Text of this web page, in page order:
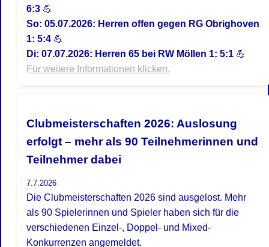
6:3💪
So: 05.07.2026: Herren offen gegen RG Obrighoven
1: 5:4💪
Di: 07.07.2026: Herren 65 bei RW Möllen 1: 5:1💪
Für weitere Informationen klicken.
Clubmeisterschaften 2026: Auslosung
erfolgt – mehr als 90 Teilnehmerinnen und
Teilnehmer dabei
7.7.2026
Die Clubmeisterschaften 2026 sind ausgelost. Mehr
als 90 Spielerinnen und Spieler haben sich für die
verschiedenen Einzel-, Doppel- und Mixed-
Konkurrenzen angemeldet.